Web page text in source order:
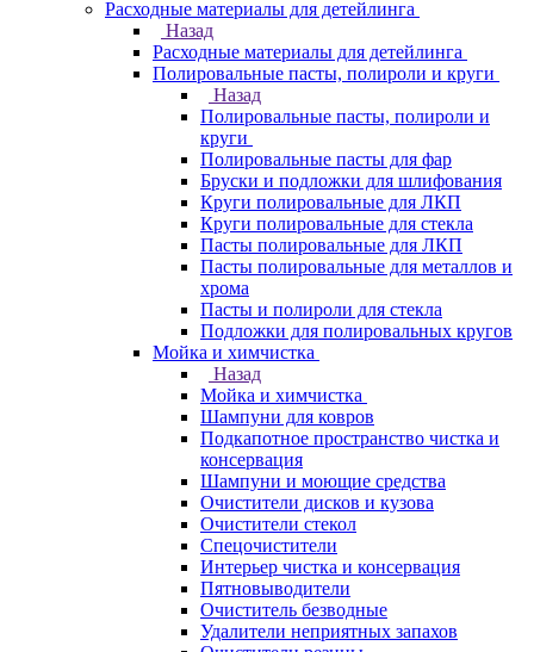
Расходные материалы для детейлинга
Назад
Расходные материалы для детейлинга
Полировальные пасты, полироли и круги
Назад
Полировальные пасты, полироли и
круги
Полировальные пасты для фар
Бруски и подложки для шлифования
Круги полировальные для ЛКП
Круги полировальные для стекла
Пасты полировальные для ЛКП
Пасты полировальные для металлов и
хрома
Пасты и полироли для стекла
Подложки для полировальных кругов
Мойка и химчистка
Назад
Мойка и химчистка
Шампуни для ковров
Подкапотное пространство чистка и
консервация
Шампуни и моющие средства
Очистители дисков и кузова
Очистители стекол
Спецочистители
Интерьер чистка и консервация
Пятновыводители
Очиститель безводные
Удалители неприятных запахов